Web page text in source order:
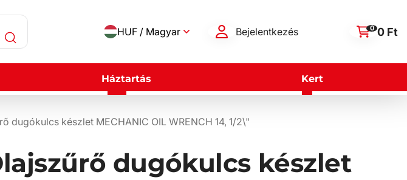
HUF / Magyar Bejelentkezés 0 0 Ft
Háztartás Kert
dugókulcs készlet MECHANIC OIL WRENCH 14, 1/2\"
dugókulcs készlet